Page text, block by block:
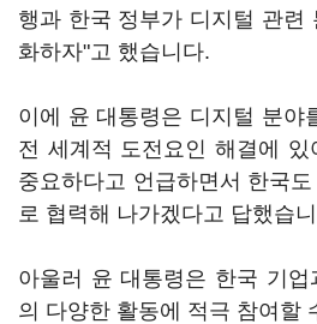
행과 한국 정부가 디지털 관련
화하자"고 했습니다.
이에 윤 대통령은 디지털 분야
전 세계적 도전요인 해결에 있
중요하다고 언급하면서 한국
로 협력해 나가겠다고 답했습
아울러 윤 대통령은 한국 기업
의 다양한 활동에 적극 참여할